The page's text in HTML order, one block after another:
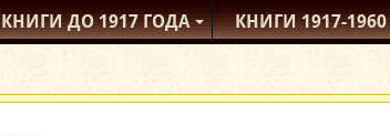
КНИГИ ДО 1917ГОДА КНИГИ1917-1960